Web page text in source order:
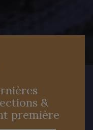
&
première